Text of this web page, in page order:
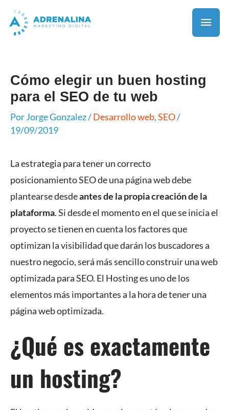
Cómo elegir un buen hosting
para el SEO de tu web
PorJorge Gonzalez/Desarrollo web,SEO/
19/09/2019
La estrategia para tener un correcto
posicionamiento SEO de una página web debe
plantearse desdeantes de la propia creación de la
plataforma. Si desde el momento en el que se inicia el
proyecto se tienen en cuenta los factores que
optimizan la visibilidad que darán los buscadores a
nuestro negocio, será más sencillo construir una web
optimizada para SEO. El Hosting es uno de los
elementos más importantes a la hora de tener una
página web optimizada.
¿Qué es exactamente
un hosting?